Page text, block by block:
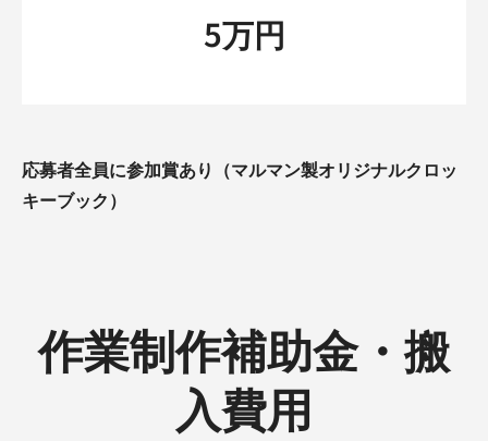
5万円
応募者全員に参加賞あり（マルマン製オリジナルクロッ
キーブック）
作業制作補助金・搬
入費用